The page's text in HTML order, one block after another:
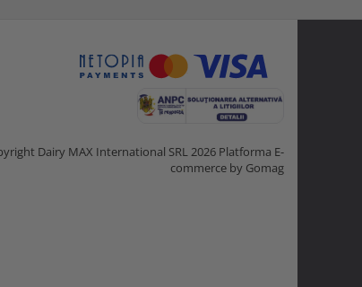
Dairy MAX International SRL 2026 Platforma E-
commerce by Gomag